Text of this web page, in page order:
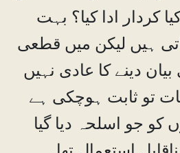
کردار ادا کیا؟ بہت
ہیں لیکن میں قطعی
دینے کا عادی نہیں
تو ثابت ہوچکی ہے
کو جو اسلحہ دیا گیا